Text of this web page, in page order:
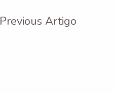
Previous Artigo